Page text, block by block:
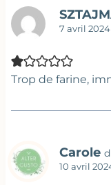
7 avril
Trop de farine,
Carole
10 avril